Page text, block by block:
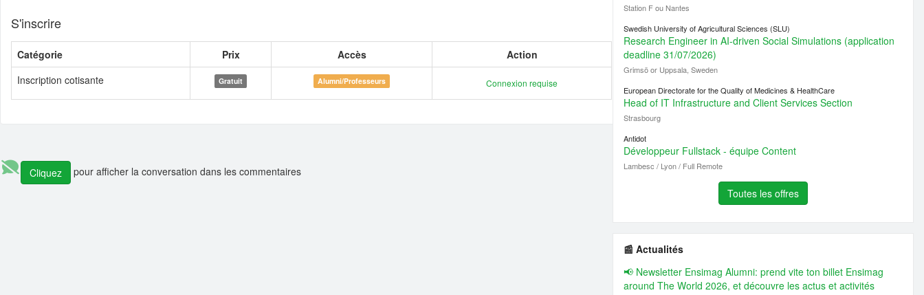
S'inscrire
Catégorie Prix Accès
Action
Inscription cotisante
Gratuit Alumni/Professeurs Connexion requise
Cliquez pour afficher la conversation dans les commentaires
Station F ou Nantes
Swedish University of Agricultural Sciences (SLU)
Research Engineer in AI-driven Social Simulations (application
deadline 31/07/2026)
Grimsö or Uppsala, Sweden
European Directorate for the Quality of Medicines & HealthCare
Head of IT Infrastructure and Client Services Section
Strasbourg
Antidot
Développeur Fullstack - équipe Content
Lambesc / Lyon / Full Remote
Toutes les offres
📰 Actualités
📢 Newsletter Ensimag Alumni: prend vite ton billet Ensimag
around The World 2026, et découvre les actus et activités